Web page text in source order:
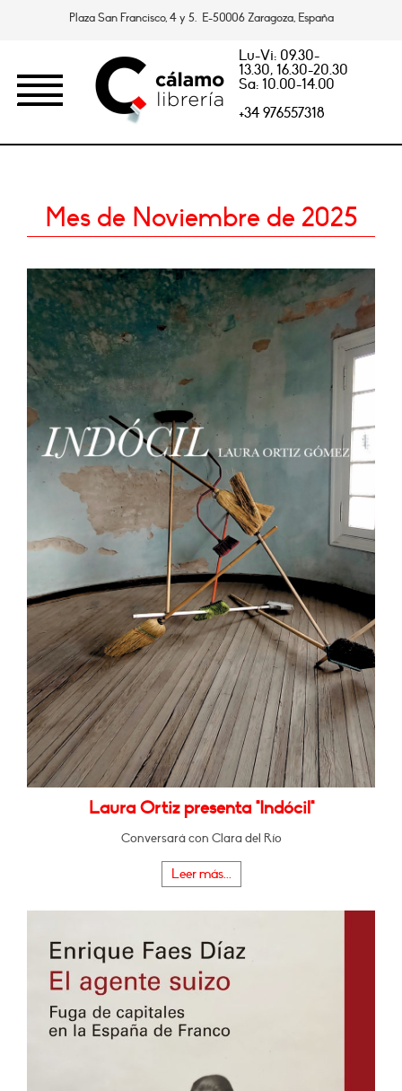
Plaza San Francisco, 4 y 5. E-50006 Zaragoza, España
Lu-Vi: 09.30-
13.30, 16.30-20.30
Sa: 10.00-14.00
+34 976557318
Mes de Noviembre de 2025
Laura Ortiz presenta "Indócil"
Conversará con Clara del Río
Leer más...